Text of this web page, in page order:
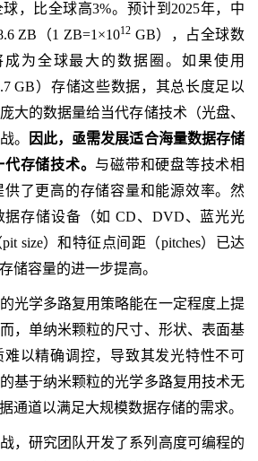
，比全球高3%。预计到2025年，中
ZB（1 ZB=1×1012GB），占全球数
成为全球最大的数据圈。如果使用
GB）存储这些数据，其总长度足以
大的数据量给当代存储技术（光盘、
。
因此，亟需发展适合海量数据存储
存储技术。 与磁带和硬盘等技术相
供了更高的存储容量和能源效率。然
据存储设备（如 CD、DVD、蓝光光
size）和特征点间距（pitches）已达
储容量的进一步提高。
光学多路复用策略能在一定程度上提
，单纳米颗粒的尺寸、形状、表面基
难以精确调控，导致其发光特性不可
基于纳米颗粒的光学多路复用技术无
通道以满足大规模数据存储的需求。
，研究团队开发了系列高度可编程的